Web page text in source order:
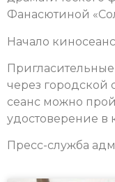
Фанасютиной
Начало
через городской
сеанс можно
удостоверение в
Пресс-служба